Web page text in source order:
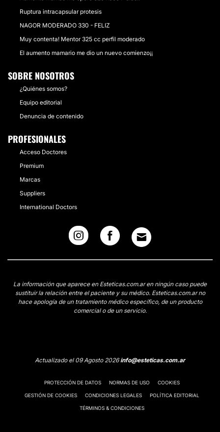
Ruptura intracapsular protesis
NAGOR MODERADO 330 - FELIZ
Muy contenta! Mentor 325 cc perfil moderado
El aumento mamario me dio un nuevo comienzo¡¡
SOBRE NOSOTROS
¿Quiénes somos?
Equipo editorial
Denuncia de contenido
PROFESIONALES
Acceso Doctores
Premium
Marcas
Suppliers
International Doctors
La información que aparece en Esteticas.com.ar en ningún caso puede
sustituir la relación entre el paciente y su médico. Esteticas.com.ar no
hace apología de un tratamiento médico específico, de un producto
comercial o de un servicio.
Actualizado el 09 Agosto 2026info@esteticas.com.ar
PROTECCIÓN DE DATOS NORMAS DE USO COOKIES
GESTIÓN DE COOKIES CONDICIONES LEGALES POLÍTICA EDITORIAL
TÉRMINOS & CONDICIONES